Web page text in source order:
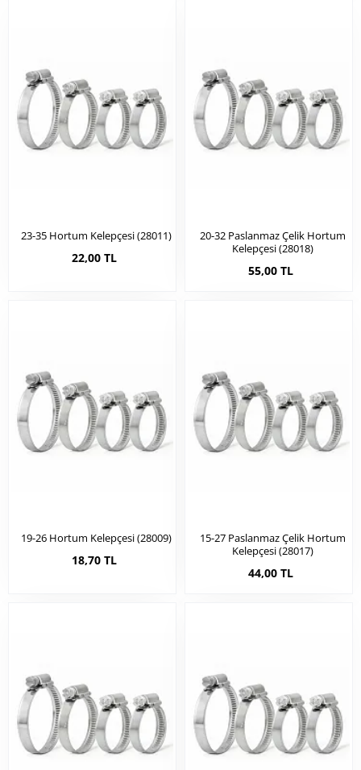
23-35 Hortum Kelepçesi (28011)
22,00 TL
20-32 Paslanmaz Çelik Hortum
Kelepçesi (28018)
55,00 TL
19-26 Hortum Kelepçesi (28009)
18,70 TL
15-27 Paslanmaz Çelik Hortum
Kelepçesi (28017)
44,00 TL